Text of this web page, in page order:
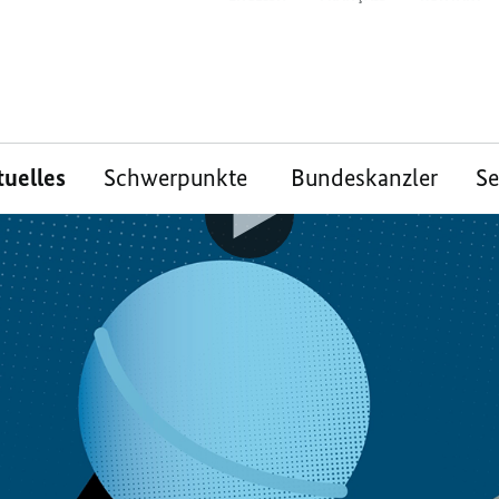
Schwerpunkte Bundeskanzler
– Folge 53
die Gas- und
für Gas und Strom belasten viele